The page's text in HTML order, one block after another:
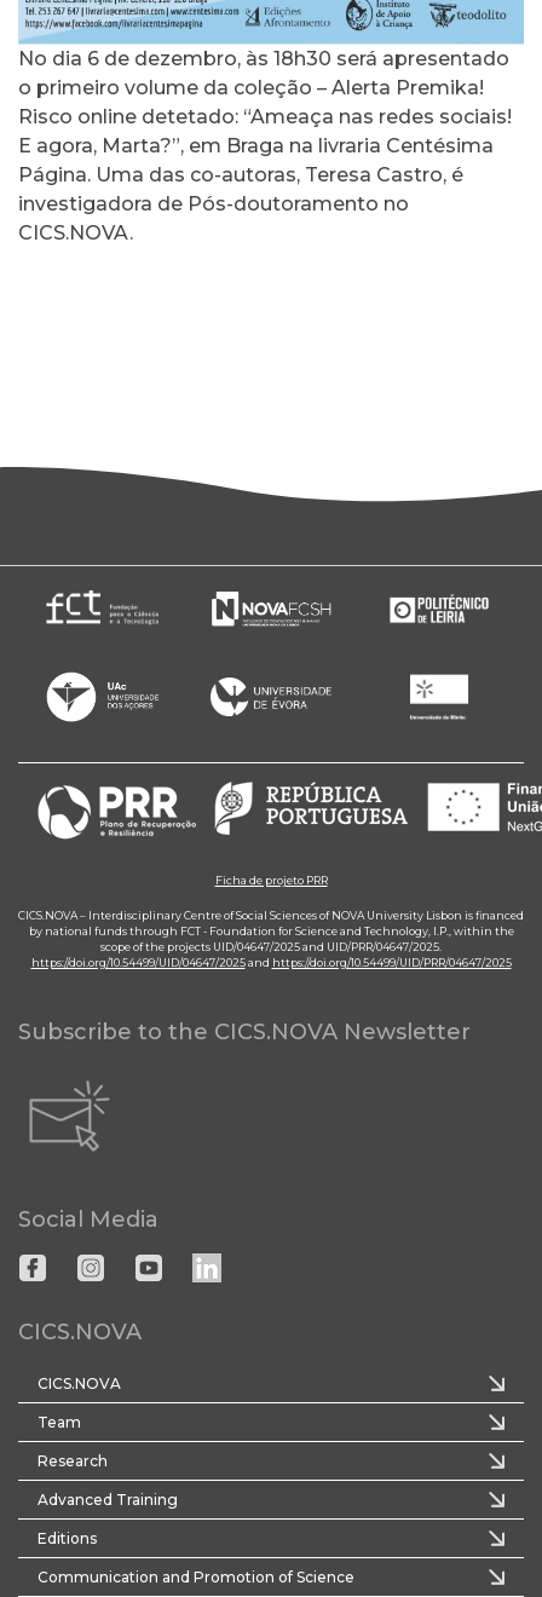
No dia 6 de dezembro, às 18h30 será apresentado
o primeiro volume da coleção – Alerta Premika!
Risco online detetado: “Ameaça nas redes sociais!
E agora, Marta?”, em Braga na livraria Centésima
Página. Uma das co-autoras, Teresa Castro, é
investigadora de Pós-doutoramento no
CICS.NOVA.
Ficha de projeto PRR
CICS.NOVA – Interdisciplinary Centre of Social Sciences of NOVA University Lisbon is financed
by national funds through FCT - Foundation for Science and Technology, I.P., within the
scope of the projects UID/04647/2025 and UID/PRR/04647/2025.
https://doi.org/10.54499/UID/04647/2025and https://doi.org/10.54499/UID/PRR/04647/2025
Subscribe to the CICS.NOVA Newsletter
Social Media
CICS.NOVA
CICS.NOVA
Team
Research
Advanced Training
Editions
Communication and Promotion of Science